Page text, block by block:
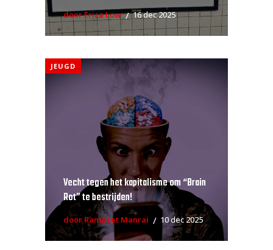
door Erica Low 16 dec 2025
JEUGD
Vecht tegen het kapitalisme om “Brain
Rot” te bestrijden!
door Ramneet Manrai 10 dec 2025